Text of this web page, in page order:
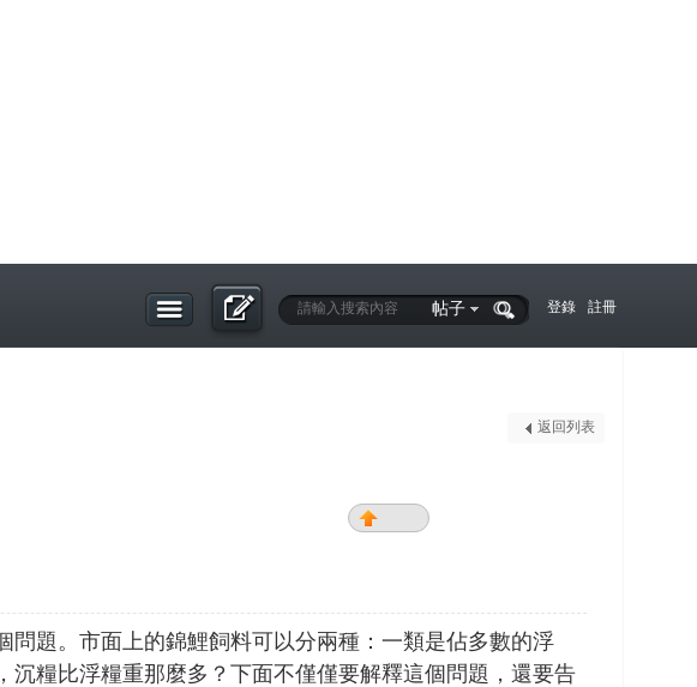
登錄 註冊
帖子
返回列表
題。市面上的錦鯉飼料可以分兩種：一類是佔多數的浮
糧比浮糧重那麼多？下面不僅僅要解釋這個問題，還要告